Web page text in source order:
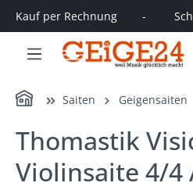
springen
Kauf per Rechnung        -
Home Saiten Geigensaiten
Thomastik
Violinsaite 4/4